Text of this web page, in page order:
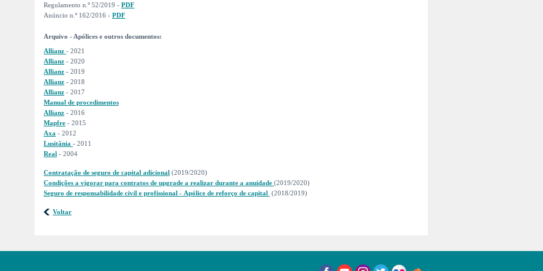
Regulamento n.º 52/2019 - PDF
Anúncio n.º 162/2016 - PDF
Arquivo - Apólices e outros documentos:
Allianz - 2021
Allianz - 2020
Allianz - 2019
Allianz - 2018
Allianz - 2017
Manual de procedimentos
Allianz - 2016
Mapfre - 2015
Axa - 2012
Lusitânia - 2011
Real - 2004
Contratação de seguro de capital adicional (2019/2020)
Condições a vigorar para contratos de upgrade a realizar durante a anuidade (2019/2020)
Seguro de responsabilidade civil e profissional - Apólice de reforço de capital (2018/2019)
Voltar